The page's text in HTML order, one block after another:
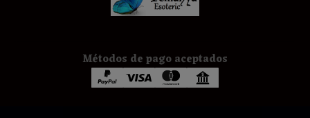
Métodos de pago aceptados